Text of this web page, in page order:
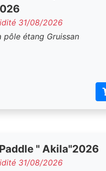
31/08/2026
pôle étang Gruissan
" Akila"2026
31/08/2026